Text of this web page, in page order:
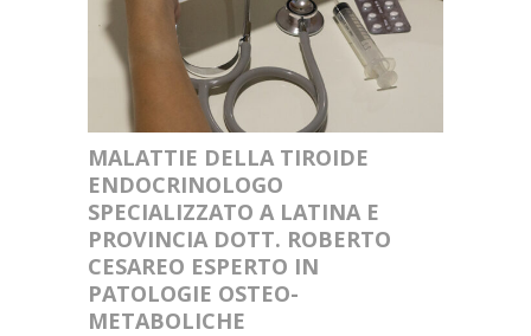
MALATTIE DELLA TIROIDE
ENDOCRINOLOGO
SPECIALIZZATO A LATINA E
PROVINCIA DOTT. ROBERTO
CESAREO ESPERTO IN
PATOLOGIE OSTEO-
METABOLICHE